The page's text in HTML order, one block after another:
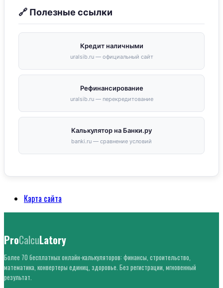
🔗 Полезные ссылки
Кредит наличными
uralsib.ru — официальный сайт
Рефинансирование
uralsib.ru — перекредитование
Калькулятор на Банки.ру
banki.ru — сравнение условий
Карта сайта
ProCalcuLatory
Более 70 бесплатных онлайн-калькуляторов: финансы, строительство,
математика, конвертеры единиц, здоровье. Без регистрации, мгновенный
результат.